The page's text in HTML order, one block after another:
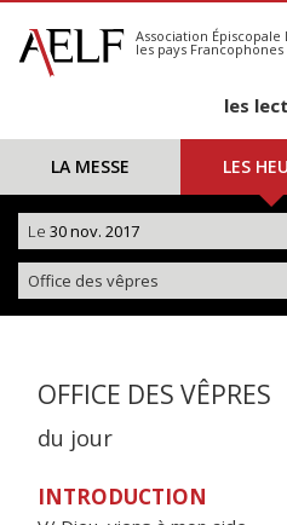
S'abonner
Calendrier
Association
les pays Francophones
les
LA MESSE LES
Le 30 nov. 2017
Office des vêpres
OFFICE DES VÊPRES
du jour
INTRODUCTION